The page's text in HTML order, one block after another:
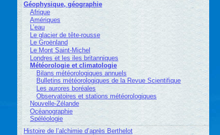
Géophysique, géographie
Afrique
Amériques
L’eau
Le glacier de tête-rousse
Le Groënland
Le Mont Saint-Michel
Londres et les iles britanniques
Météorologie et climatologie
Bilans météorologiques annuels
Bulletins météorologiques de la Revue Scientifique
Les aurores boréales
Observatoires et stations météorologiques
Nouvelle-Zélande
Océanographie
Spéléologie
Histoire de l’alchimie d’après Berthelot